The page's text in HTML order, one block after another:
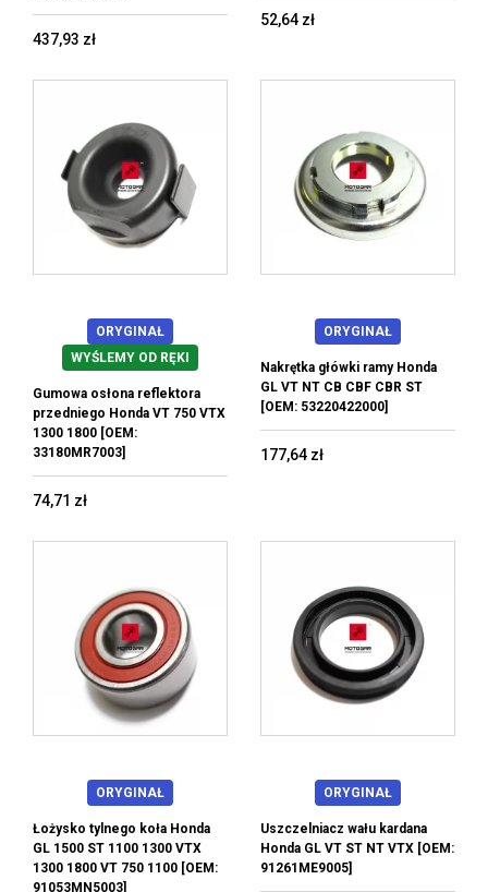
437,93 zł
52,64 zł
ORYGINAŁ
WYŚLEMY OD RĘKI
Gumowa osłona reflektora
przedniego Honda VT 750 VTX
1300 1800 [OEM:
33180MR7003]
74,71 zł
ORYGINAŁ
Nakrętka główki ramy Honda
GL VT NT CB CBF CBR ST
[OEM: 53220422000]
177,64 zł
ORYGINAŁ
Łożysko tylnego koła Honda
GL 1500 ST 1100 1300 VTX
1300 1800 VT 750 1100 [OEM:
91053MN5003]
ORYGINAŁ
Uszczelniacz wału kardana
Honda GL VT ST NT VTX [OEM:
91261ME9005]